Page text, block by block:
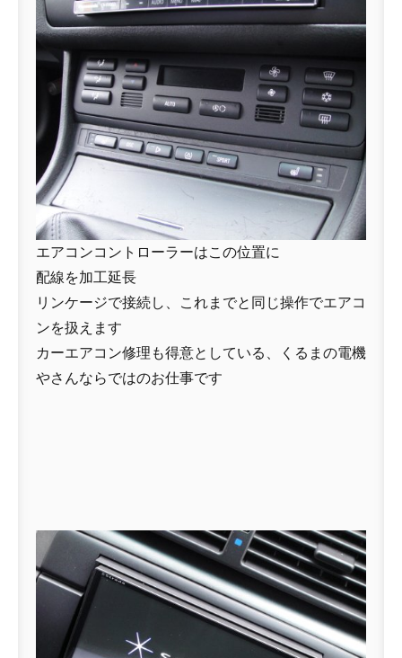
エアコンコントローラーはこの位置に
配線を加工延長
リンケージで接続し、これまでと同じ操作でエアコ
ンを扱えます
カーエアコン修理も得意としている、くるまの電機
やさんならではのお仕事です